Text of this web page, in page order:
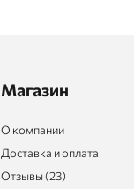
Магазин
О компании
Доставка и оплата
Отзывы (23)